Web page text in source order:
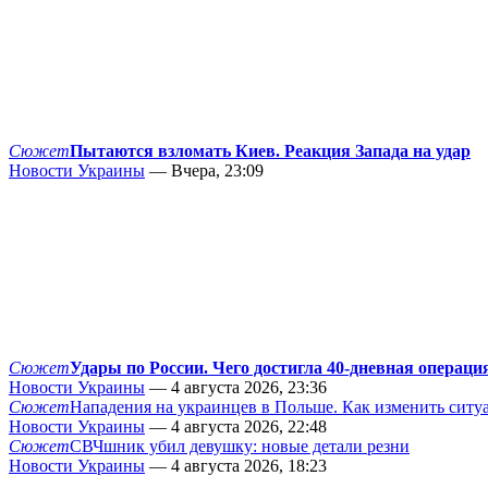
СюжетПытаются взломать Киев. Реакция Запада на удар
Новости Украины — Вчера, 23:09
СюжетУдары по России. Чего достигла 40-дневная
Новости Украины — 4 августа 2026, 23:36
СюжетНападения на украинцев в Польше. Как изменить
Новости Украины — 4 августа 2026, 22:48
СюжетСВЧшник убил девушку: новые детали резни
Новости Украины — 4 августа 2026, 18:23